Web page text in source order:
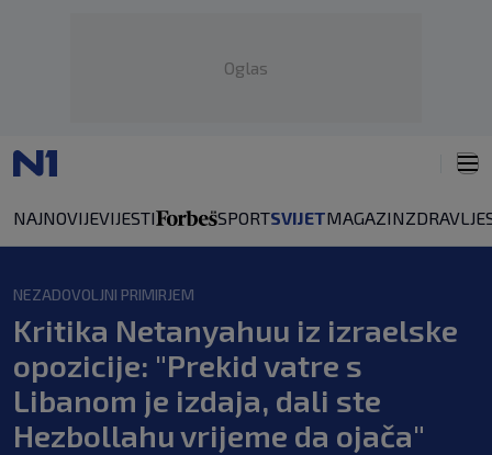
Oglas
NAJNOVIJEVIJESTI SPORTSVIJETMAGAZINZDRAVLJE
NEZADOVOLJNI PRIMIRJEM
Kritika Netanyahuu iz izraelske
opozicije: "Prekid vatre s
Libanom je izdaja, dali ste
Hezbollahu vrijeme da ojača"